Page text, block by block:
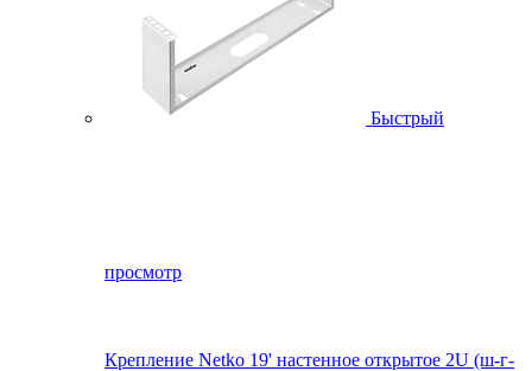
Быстрый
просмотр
Крепление Netko 19' настенное открытое 2U (ш-г-